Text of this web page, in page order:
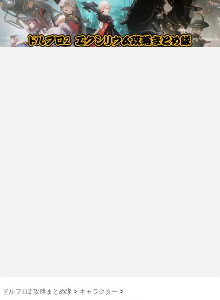
ドルフロ2 攻略まとめ隊 > キャラクター >